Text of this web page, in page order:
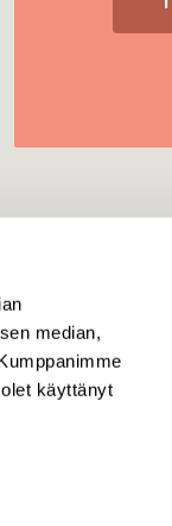
median,
käyttänyt